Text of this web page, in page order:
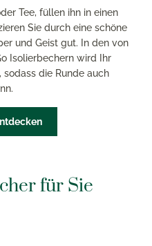
Tee, füllen ihn in einen
Sie durch eine schöne
und Geist gut. In den von
Isolierbechern wird Ihr
die Runde auch
für Sie